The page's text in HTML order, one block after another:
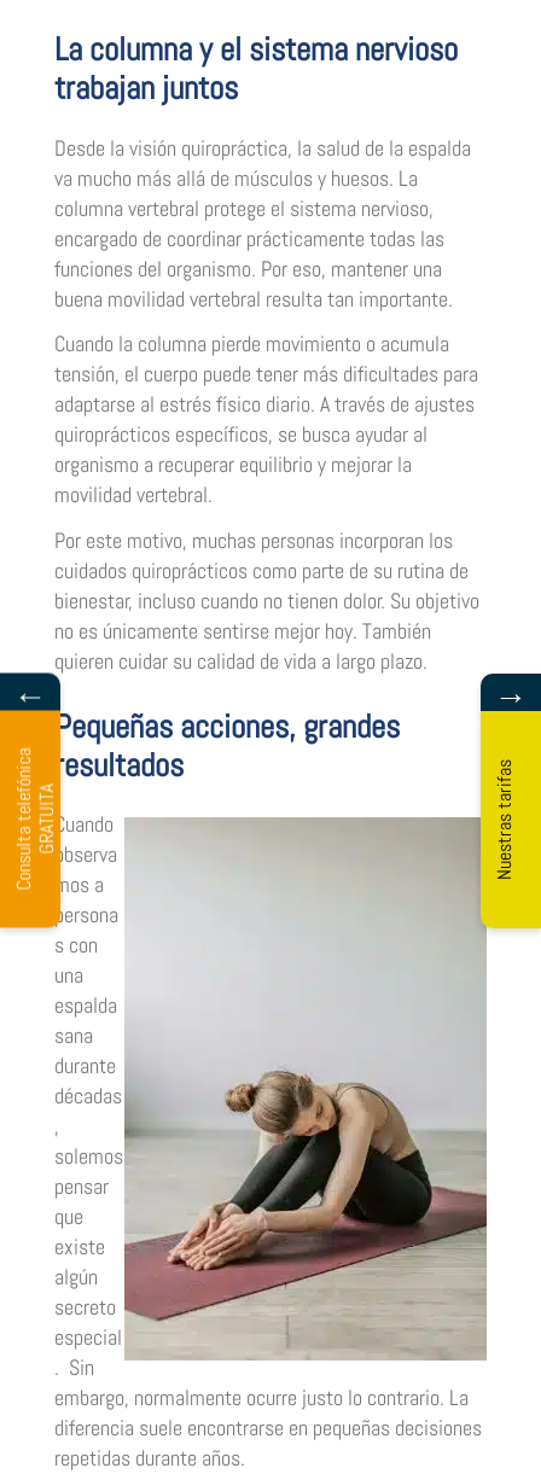
La columna y el sistema nervioso
trabajan juntos
Desde la visión quiropráctica, la salud de la espalda
va mucho más allá de músculos y huesos. La
columna vertebral protege el sistema nervioso,
encargado de coordinar prácticamente todas las
funciones del organismo. Por eso, mantener una
buena movilidad vertebral resulta tan importante.
Cuando la columna pierde movimiento o acumula
tensión, el cuerpo puede tener más dificultades para
adaptarse al estrés físico diario. A través de ajustes
quiroprácticos específicos, se busca ayudar al
organismo a recuperar equilibrio y mejorar la
movilidad vertebral.
Por este motivo, muchas personas incorporan los
cuidados quiroprácticos como parte de su rutina de
bienestar, incluso cuando no tienen dolor. Su objetivo
no es únicamente sentirse mejor hoy. También
quieren cuidar su calidad de vida a largo plazo.
Pequeñas acciones, grandes
resultados
Cuando
observa
mos a
persona
s con
una
espalda
sana
durante
décadas
,
solemos
pensar
que
existe
algún
secreto
especial
. Sin
embargo, normalmente ocurre justo lo contrario. La
diferencia suele encontrarse en pequeñas decisiones
repetidas durante años.
→
Nuestras tarifas
←
C
o
n
s
u
l
t
a
t
e
l
ef
ó
n
i
c
a
G
R
A
T
U
I
TA